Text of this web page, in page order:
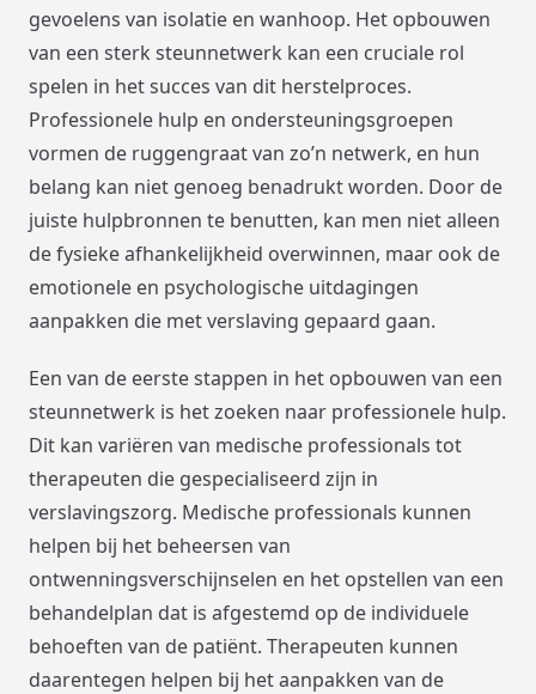
gevoelens van isolatie en wanhoop. Het opbouwen
van een sterk steunnetwerk kan een cruciale rol
spelen in het succes van dit herstelproces.
Professionele hulp en ondersteuningsgroepen
vormen de ruggengraat van zo’n netwerk, en hun
belang kan niet genoeg benadrukt worden. Door de
juiste hulpbronnen te benutten, kan men niet alleen
de fysieke afhankelijkheid overwinnen, maar ook de
emotionele en psychologische uitdagingen
aanpakken die met verslaving gepaard gaan.
Een van de eerste stappen in het opbouwen van een
steunnetwerk is het zoeken naar professionele hulp.
Dit kan variëren van medische professionals tot
therapeuten die gespecialiseerd zijn in
verslavingszorg. Medische professionals kunnen
helpen bij het beheersen van
ontwenningsverschijnselen en het opstellen van een
behandelplan dat is afgestemd op de individuele
behoeften van de patiënt. Therapeuten kunnen
daarentegen helpen bij het aanpakken van de